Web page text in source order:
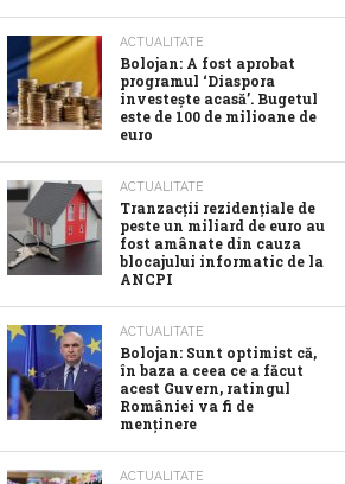
ACTUALITATE
Bolojan: A fost aprobat
programul ‘Diaspora
investește acasă’. Bugetul
este de 100 de milioane de
euro
ACTUALITATE
Tranzacții rezidențiale de
peste un miliard de euro au
fost amânate din cauza
blocajului informatic de la
ANCPI
ACTUALITATE
Bolojan: Sunt optimist că,
în baza a ceea ce a făcut
acest Guvern, ratingul
României va fi de
menținere
ACTUALITATE